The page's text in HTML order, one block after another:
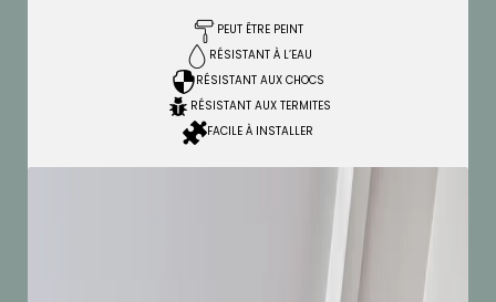
PEUT ÊTRE PEINT
RÉSISTANT À L’EAU
RÉSISTANT AUX CHOCS
RÉSISTANT AUX TERMITES
FACILE À INSTALLER